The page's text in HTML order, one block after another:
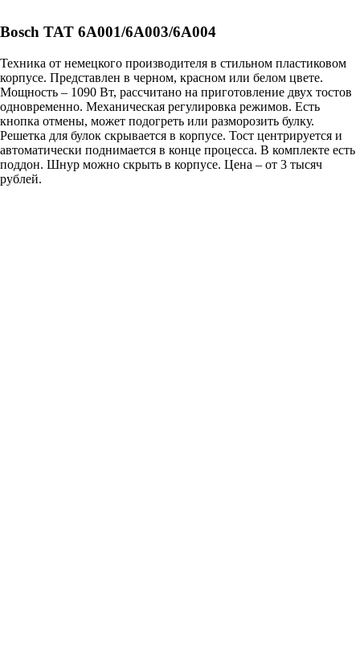
Bosch TAT 6A001/6A003/6A004
Техника от немецкого производителя в стильном пластиковом
корпусе. Представлен в черном, красном или белом цвете.
Мощность – 1090 Вт, рассчитано на приготовление двух тостов
одновременно. Механическая регулировка режимов. Есть
кнопка отмены, может подогреть или разморозить булку.
Решетка для булок скрывается в корпусе. Тост центрируется и
автоматически поднимается в конце процесса. В комплекте есть
поддон. Шнур можно скрыть в корпусе. Цена – от 3 тысяч
рублей.